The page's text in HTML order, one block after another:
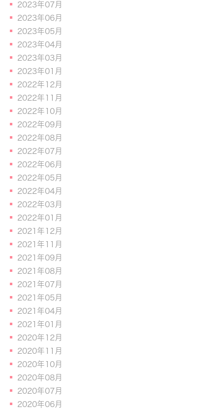
2023年07月
2023年06月
2023年05月
2023年04月
2023年03月
2023年01月
2022年12月
2022年11月
2022年10月
2022年09月
2022年08月
2022年07月
2022年06月
2022年05月
2022年04月
2022年03月
2022年01月
2021年12月
2021年11月
2021年09月
2021年08月
2021年07月
2021年05月
2021年04月
2021年01月
2020年12月
2020年11月
2020年10月
2020年08月
2020年07月
2020年06月